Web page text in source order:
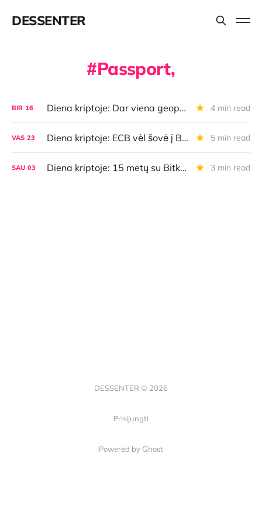
DESSENTER
Passport,
BIR 16 Diena kriptoje: Dar viena geopolitinė BTC nuolaida, galimos naujienos iš Lietuvos bankų ir dar daugiau 4 min read
VAS 23 Diena kriptoje: ECB vėl šovė į BTC ir vėl pataikė į save, naujoviškas kasėjos siūlymas, istoriniai laiškai 5 min read
SAU 03 Diena kriptoje: 15 metų su Bitkoinu, Mickey Mouse galimybės ir Michael Saylor planas 3 min read
DESSENTER © 2026
Prisijungti
Powered by Ghost